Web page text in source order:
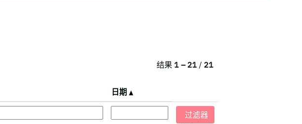
结果 1 – 21 / 21
日期